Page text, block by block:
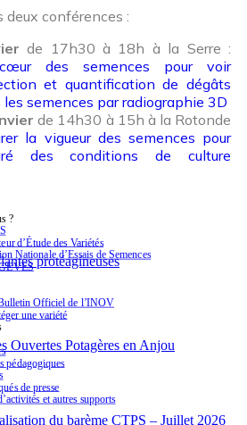
deux conférences :
de 17h30 à 18h à la Serre :
des semences pour voir
et quantification de dégâts
les semences par radiographie 3D
de 14h30 à 15h à la Rotonde
la vigueur des semences pour
des conditions de culture
protéagineuses
Ouvertes Potagères en Anjou
du barème CTPS – Juillet 2026
?
d’Étude des Variétés
Nationale d’Essais de Semences
Officiel de l’INOV
une variété
pédagogiques
de presse
et autres supports